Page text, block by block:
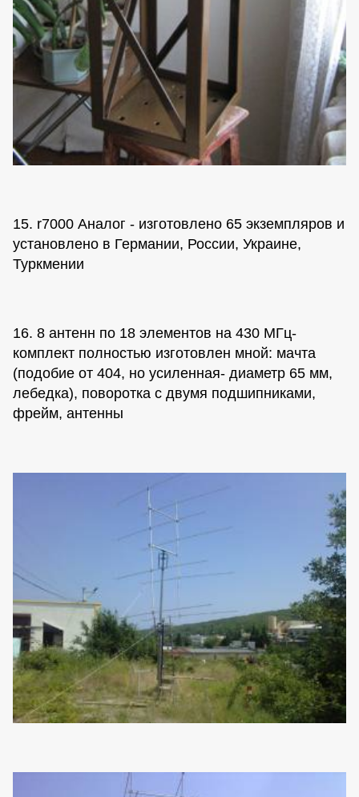
15. r7000 Аналог - изготовлено 65 экземпляров и
установлено в Германии, России, Украине,
Туркмении
16. 8 антенн по 18 элементов на 430 МГц-
комплект полностью изготовлен мной: мачта
(подобие от 404, но усиленная- диаметр 65 мм,
лебедка), поворотка с двумя подшипниками,
фрейм, антенны